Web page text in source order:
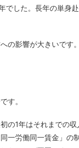
でした。長年の単身
の影響が大きいです。
す。
の1年はそれまでの
一労働同一賃金」の